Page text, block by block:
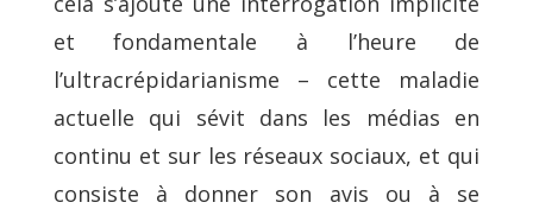
et fondamentale à l’heure de
l’ultracrépidarianisme – cette maladie
actuelle qui sévit dans les médias en
continu et sur les réseaux sociaux, et qui
consiste à donner son avis ou à se